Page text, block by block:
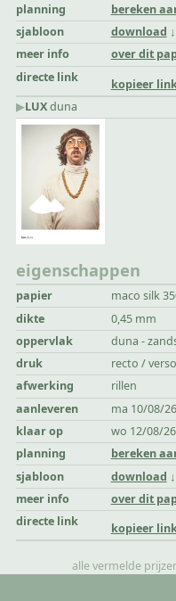
planning
bereken
sjabloon
download
meer info
over dit
directe link
kopieer
▶︎LUXduna
eigenschappen
papier
maco silk
dikte
0,45 mm
oppervlak
duna -
druk
recto /
afwerking
rillen
aanleveren
ma 10/08/
klaar op
wo 12/08/26
planning
bereken
sjabloon
download
meer info
over dit
directe link
kopieer
alle vermelde